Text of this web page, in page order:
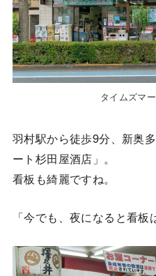
タイムズマ
羽村駅から徒歩9分、新奥
ート杉田屋酒店」。
看板も綺麗ですね。
「今でも、夜になると看板